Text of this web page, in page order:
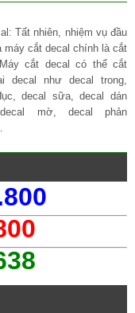
Tất nhiên, nhiệm vụ đầu
máy cắt decal chính là cắt
cắt decal có thể cắt
decal như decal trong,
decal sữa, decal dán
mờ, decal phản